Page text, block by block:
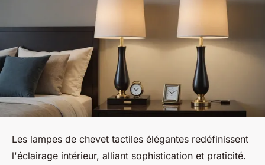
Les lampes de chevet tactiles élégantes redéfinissent
l'éclairage intérieur, alliant sophistication et praticité.